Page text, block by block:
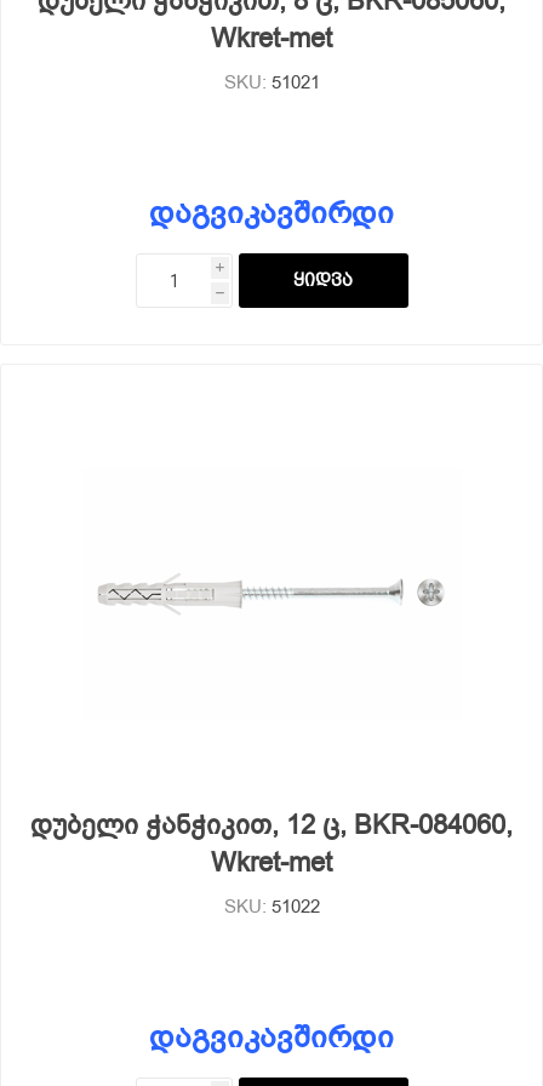
Wkret-met
SKU: 51021
დაგვიკავშირდი
i
h
დუბელი ჭანჭიკით, 12 ც, BKR-084060,
Wkret-met
SKU: 51022
დაგვიკავშირდი